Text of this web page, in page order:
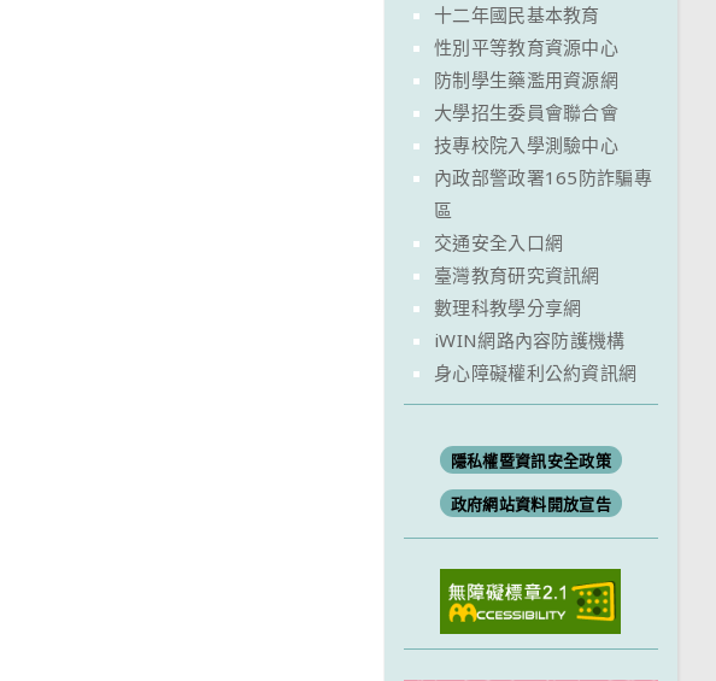
十二年國民基本教育
性別平等教育資源中心
防制學生藥濫用資源網
大學招生委員會聯合會
技專校院入學測驗中心
內政部警政署165防詐騙專
區
交通安全入口網
臺灣教育研究資訊網
數理科教學分享網
iWIN網路內容防護機構
身心障礙權利公約資訊網
隱私權暨資訊安全政策
政府網站資料開放宣告